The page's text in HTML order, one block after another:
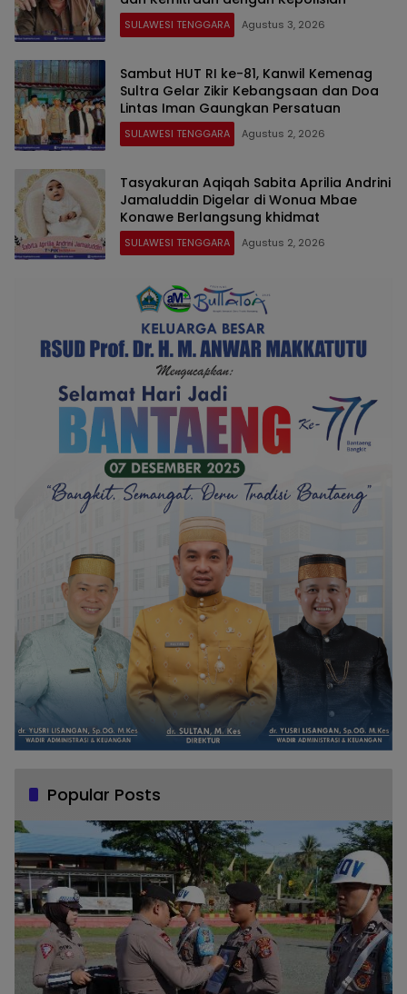
SULAWESI TENGGARA Agustus 3, 2026
Sambut HUT RI ke-81, Kanwil Kemenag
Sultra Gelar Zikir Kebangsaan dan Doa
Lintas Iman Gaungkan Persatuan
SULAWESI TENGGARA Agustus 2, 2026
Tasyakuran Aqiqah Sabita Aprilia Andrini
Jamaluddin Digelar di Wonua Mbae
Konawe Berlangsung khidmat
SULAWESI TENGGARA Agustus 2, 2026
Popular Posts